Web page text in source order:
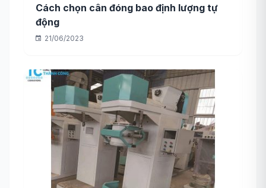
Cách chọn cân đóng bao định lượng tự
động
21/06/2023